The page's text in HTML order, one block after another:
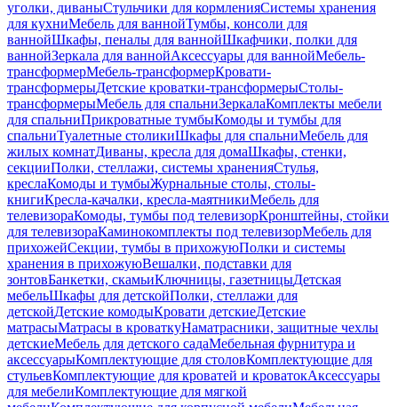
уголки, диваныСтульчики для кормленияСистемы хранения
для кухниМебель для ваннойТумбы, консоли для
ваннойШкафы, пеналы для ваннойШкафчики, полки для
ваннойЗеркала для ваннойАксессуары для ваннойМебель-
трансформерМебель-трансформерКровати-
трансформерыДетские кроватки-трансформерыСтолы-
трансформерыМебель для спальниЗеркалаКомплекты мебели
для спальниПрикроватные тумбыКомоды и тумбы для
спальниТуалетные столикиШкафы для спальниМебель для
жилых комнатДиваны, кресла для домаШкафы, стенки,
секцииПолки, стеллажи, системы храненияСтулья,
креслаКомоды и тумбыЖурнальные столы, столы-
книгиКресла-качалки, кресла-маятникиМебель для
телевизораКомоды, тумбы под телевизорКронштейны, стойки
для телевизораКаминокомплекты под телевизорМебель для
прихожейСекции, тумбы в прихожуюПолки и системы
хранения в прихожуюВешалки, подставки для
зонтовБанкетки, скамьиКлючницы, газетницыДетская
мебельШкафы для детскойПолки, стеллажи для
детскойДетские комодыКровати детскиеДетские
матрасыМатрасы в кроваткуНаматрасники, защитные чехлы
детскиеМебель для детского садаМебельная фурнитура и
аксессуарыКомплектующие для столовКомплектующие для
стульевКомплектующие для кроватей и кроватокАксессуары
для мебелиКомплектующие для мягкой